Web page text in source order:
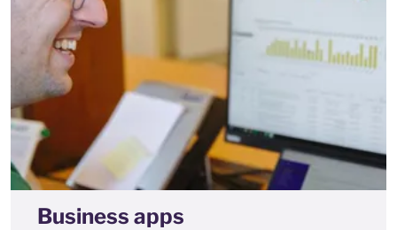
Business apps